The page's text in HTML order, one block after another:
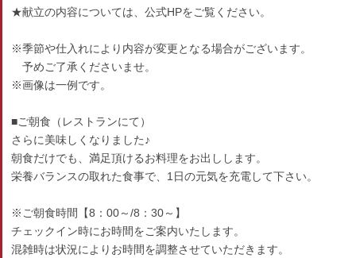
★献立の内容については、公式HPをご覧ください。
※季節や仕入れにより内容が変更となる場合がございます。
予めご了承くださいませ。
※画像は一例です。
■ご朝食（レストランにて）
さらに美味しくなりました♪
朝食だけでも、満足頂けるお料理をお出しします。
栄養バランスの取れた食事で、1日の元気を充電して下さい。
※ご朝食時間【8：00～/8：30～】
チェックイン時にお時間をご案内いたします。
混雑時は状況によりお時間を調整させていただきます。